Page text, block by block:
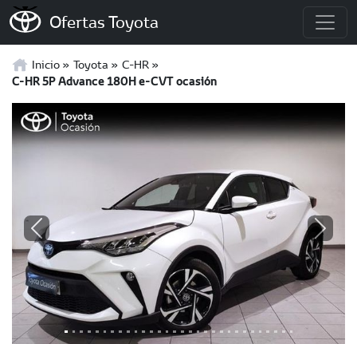
Ofertas Toyota
Inicio Toyota C-HR
C-HR 5P Advance 180H e-CVT ocasión
Previous Next